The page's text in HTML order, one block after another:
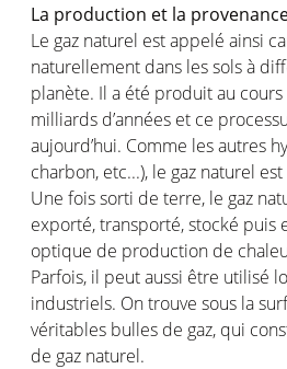
La production et la
Le gaz naturel est appelé ainsi
naturellement dans les sols à
planète. Il a été produit au
milliards d’années et ce
aujourd’hui. Comme les autres
charbon, etc...), le gaz naturel
Une fois sorti de terre, le gaz
exporté, transporté, stocké puis
optique de production de
Parfois, il peut aussi être utilisé
industriels. On trouve sous la
véritables bulles de gaz, qui
de gaz naturel.